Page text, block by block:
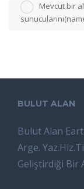
Mevcut bir
BULUT ALAN
Bulut Alan
Arge.
Geliştirdiği Bir